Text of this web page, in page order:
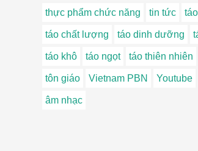
thực phẩm chức năng tin tức
táo chất lượng táo dinh dưỡng
táo khô táo ngọt táo thiên nhiên
tôn giáo Vietnam PBN Youtube
âm nhạc